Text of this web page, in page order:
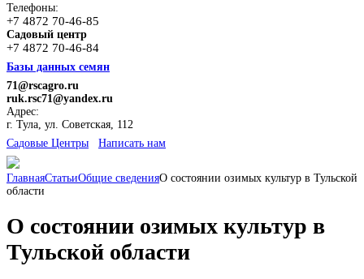
Телефоны:
+7 4872 70-46-85
Садовый центр
+7 4872 70-46-84
Базы данных семян
71@rscagro.ru
ruk.rsc71@yandex.ru
Адрес:
г. Тула, ул. Советская, 112
Cадовые Центры
Написать нам
ГлавнаяСтатьиОбщие сведенияО состоянии озимых культур в Тульской
области
О состоянии озимых культур в
Тульской области